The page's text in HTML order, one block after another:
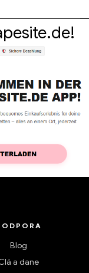
Blog
a dane